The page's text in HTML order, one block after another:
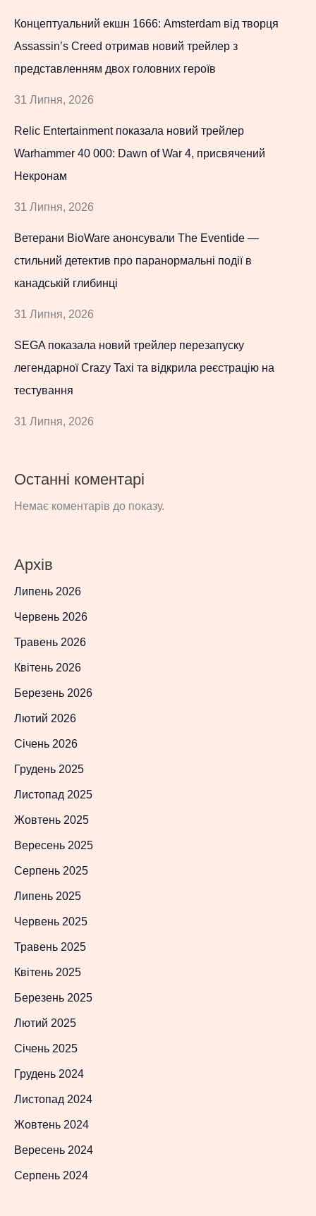
Концептуальний екшн 1666: Amsterdam від творця
Assassin’s Creed отримав новий трейлер з
представленням двох головних героїв
31 Липня, 2026
Relic Entertainment показала новий трейлер
Warhammer 40 000: Dawn of War 4, присвячений
Некронам
31 Липня, 2026
Ветерани BioWare анонсували The Eventide —
стильний детектив про паранормальні події в
канадській глибинці
31 Липня, 2026
SEGA показала новий трейлер перезапуску
легендарної Crazy Taxi та відкрила реєстрацію на
тестування
31 Липня, 2026
Останні коментарі
Немає коментарів до показу.
Архів
Липень 2026
Червень 2026
Травень 2026
Квітень 2026
Березень 2026
Лютий 2026
Січень 2026
Грудень 2025
Листопад 2025
Жовтень 2025
Вересень 2025
Серпень 2025
Липень 2025
Червень 2025
Травень 2025
Квітень 2025
Березень 2025
Лютий 2025
Січень 2025
Грудень 2024
Листопад 2024
Жовтень 2024
Вересень 2024
Серпень 2024